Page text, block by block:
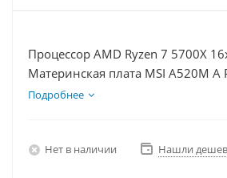
Процессор AMD Ryzen 7 5700X
Материнская плата MSI A520M A
RTX 3060 12Гб, Память DDR4
Подробнее
Нет в наличии Нашли